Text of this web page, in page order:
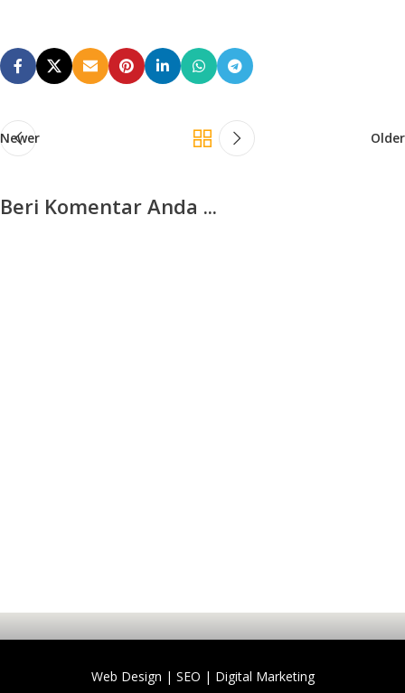
Newer Older
Beri Komentar Anda ...
Web Design | SEO | Digital Marketing